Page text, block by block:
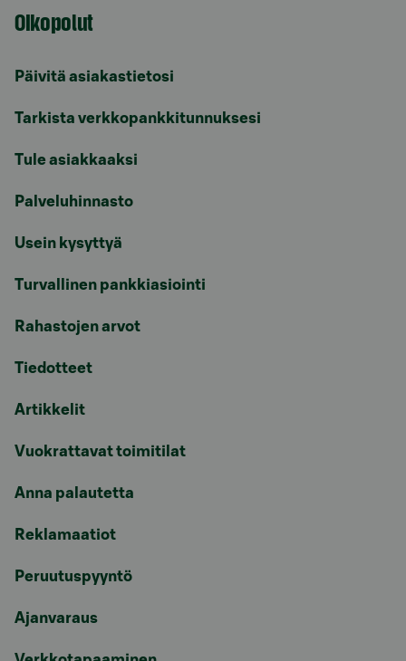
Oikopolut
Päivitä asiakastietosi
Tarkista verkkopankkitunnuksesi
Tule asiakkaaksi
Palveluhinnasto
Usein kysyttyä
Turvallinen pankkiasiointi
Rahastojen arvot
Tiedotteet
Artikkelit
Vuokrattavat toimitilat
Anna palautetta
Reklamaatiot
Peruutuspyyntö
Ajanvaraus